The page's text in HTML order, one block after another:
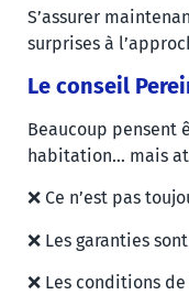
S’assurer
surprises à
Le conseil
Beaucoup pensent
habitation… mais
❌ Ce n’est pas
❌ Les garanties
❌ Les conditions